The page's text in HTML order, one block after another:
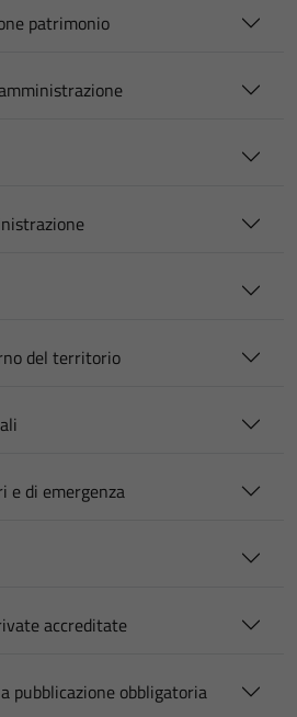
patrimonio
del territorio
e di emergenza
accreditate
pubblicazione obbligatoria